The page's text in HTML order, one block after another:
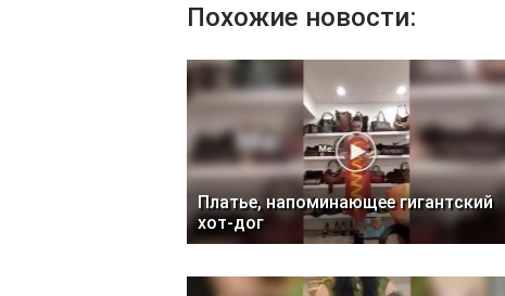
Похожие новости:
Платье, напоминающее гигантский
хот-дог